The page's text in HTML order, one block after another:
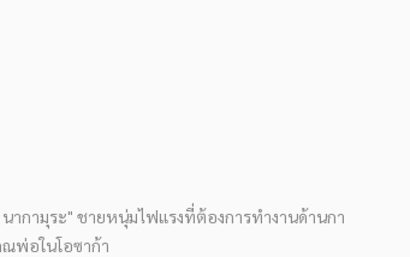
นากามุระ" ชายหนุ่มไฟแรงที่ต้องการทำงานด้านกา
พ่อในโอซาก้า